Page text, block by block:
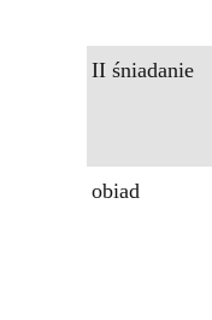
II śniadanie
obiad